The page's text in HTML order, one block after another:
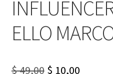
ELLO
$49,00 Original
$ 10,00Current